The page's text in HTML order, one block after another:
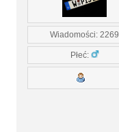
Wiadomości: 2269
Płeć: